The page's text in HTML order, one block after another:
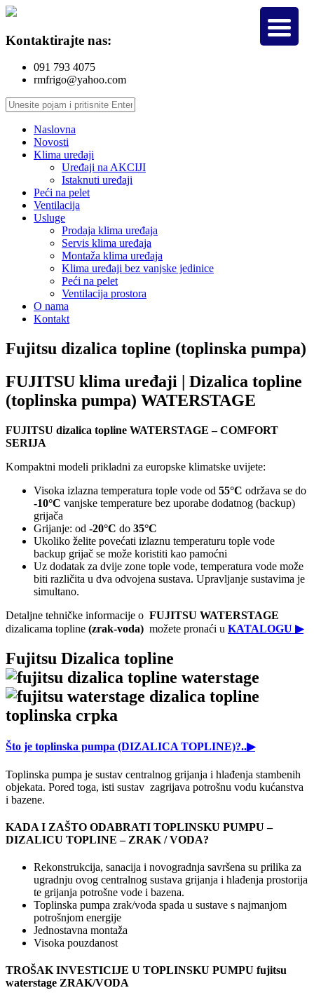
Kontaktirajte nas:
091 793 4075
rmfrigo@yahoo.com
Naslovna
Novosti
Klima uređaji
Uređaji na AKCIJI
Istaknuti uređaji
Peći na pelet
Ventilacija
Usluge
Prodaja klima uređaja
Servis klima uređaja
Montaža klima uređaja
Klima uređaji bez vanjske jedinice
Peći na pelet
Ventilacija prostora
O nama
Kontakt
Fujitsu dizalica topline (toplinska pumpa)
FUJITSU klima uređaji | Dizalica topline
(toplinska pumpa) WATERSTAGE
FUJITSU dizalica topline WATERSTAGE – COMFORT
SERIJA
Kompaktni modeli prikladni za europske klimatske uvijete:
Visoka izlazna temperatura tople vode od 55°C održava se do
-10°C vanjske temperature bez uporabe dodatnog (backup)
grijača
Grijanje: od -20°C do 35°C
Ukoliko želite povećati izlaznu temperaturu tople vode
backup grijač se može koristiti kao pamoćni
Uz dodatak za dvije zone tople vode, temperatura vode može
biti različita u dva odvojena sustava. Upravljanje sustavima je
simultano.
Detaljne tehničke informacije o FUJITSU WATERSTAGE
dizalicama topline (zrak-voda) možete pronaći u KATALOGU ▶
Fujitsu Dizalica topline
Što je toplinska pumpa (DIZALICA TOPLINE)?..▶
Toplinska pumpa je sustav centralnog grijanja i hlađenja stambenih
objekata. Pored toga, isti sustav zagrijava potrošnu vodu kućanstva
i bazene.
KADA I ZAŠTO ODABRATI TOPLINSKU PUMPU –
DIZALICU TOPLINE – ZRAK / VODA?
Rekonstrukcija, sanacija i novogradnja savršena su prilika za
ugradnju ovog centralnog sustava grijanja i hlađenja prostorija
te grijanja potrošne vode i bazena.
Toplinska pumpa zrak/voda spada u sustave s najmanjom
potrošnjom energije
Jednostavna montaža
Visoka pouzdanost
TROŠAK INVESTICIJE U TOPLINSKU PUMPU fujitsu
waterstage ZRAK/VODA